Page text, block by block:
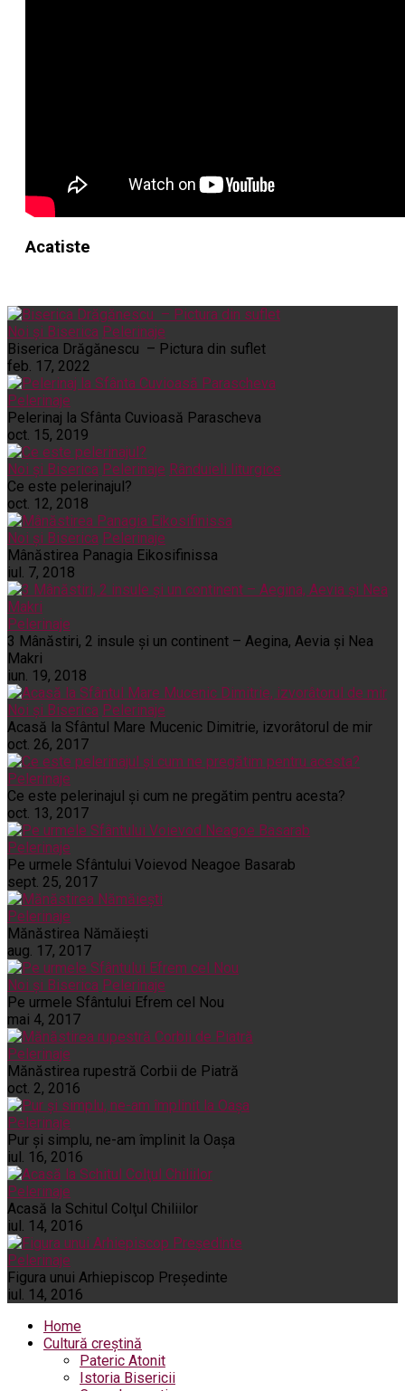
Acatiste
Noi și Biserica Pelerinaje
Biserica Drăgănescu – Pictura din suflet
feb. 17, 2022
Pelerinaje
Pelerinaj la Sfânta Cuvioasă Parascheva
oct. 15, 2019
Noi și Biserica Pelerinaje Rânduieli liturgice
Ce este pelerinajul?
oct. 12, 2018
Noi și Biserica Pelerinaje
Mânăstirea Panagia Eikosifinissa
iul. 7, 2018
Pelerinaje
3 Mânăstiri, 2 insule și un continent – Aegina, Aevia și Nea
Makri
iun. 19, 2018
Noi și Biserica Pelerinaje
Acasă la Sfântul Mare Mucenic Dimitrie, izvorâtorul de mir
oct. 26, 2017
Pelerinaje
Ce este pelerinajul şi cum ne pregătim pentru acesta?
oct. 13, 2017
Pelerinaje
Pe urmele Sfântului Voievod Neagoe Basarab
sept. 25, 2017
Pelerinaje
Mănăstirea Nămăiești
aug. 17, 2017
Noi și Biserica Pelerinaje
Pe urmele Sfântului Efrem cel Nou
mai 4, 2017
Pelerinaje
Mănăstirea rupestră Corbii de Piatră
oct. 2, 2016
Pelerinaje
Pur şi simplu, ne-am împlinit la Oaşa
iul. 16, 2016
Pelerinaje
Acasă la Schitul Colţul Chiliilor
iul. 14, 2016
Pelerinaje
Figura unui Arhiepiscop Preşedinte
iul. 14, 2016
Home
Cultură creștină
Pateric Atonit
Istoria Bisericii